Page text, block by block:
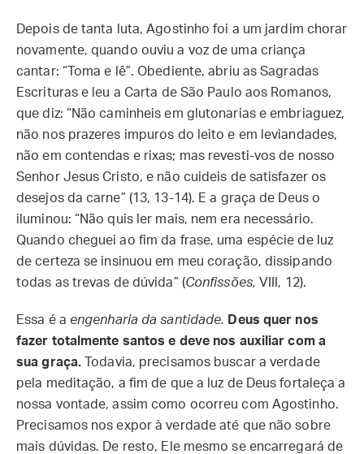
Depois de tanta luta, Agostinho foi a um jardim chorar
novamente, quando ouviu a voz de uma criança
cantar: “Toma e lê”. Obediente, abriu as Sagradas
Escrituras e leu a Carta de São Paulo aos Romanos,
que diz: “Não caminheis em glutonarias e embriaguez,
não nos prazeres impuros do leito e em leviandades,
não em contendas e rixas; mas revesti-vos de nosso
Senhor Jesus Cristo, e não cuideis de satisfazer os
desejos da carne” (13, 13-14). E a graça de Deus o
iluminou: “Não quis ler mais, nem era necessário.
Quando cheguei ao fim da frase, uma espécie de luz
de certeza se insinuou em meu coração, dissipando
todas as trevas de dúvida” (Confissões,VIII, 12).
Essa é a engenharia da santidade. Deus quer nos
fazer totalmente santos e deve nos auxiliar com a
sua graça.
Todavia, precisamos buscar a verdade
pela meditação, a fim de que a luz de Deus fortaleça a
nossa vontade, assim como ocorreu com Agostinho.
Precisamos nos expor à verdade até que não sobre
mais dúvidas. De resto, Ele mesmo se encarregará de